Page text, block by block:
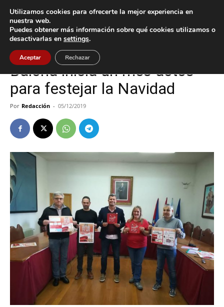
Inicio Baiona
Baiona Cultura / Ocio
Baiona inicia un mes actos
para festejar la Navidad
Por Redacción - 05/12/2019
Utilizamos cookies para ofrecerte la mejor experiencia en
nuestra web.
Puedes obtener más información sobre qué cookies utilizamos o
desactivarlas en settings.
Aceptar Rechazar